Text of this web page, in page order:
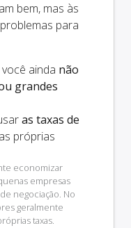
bem, mas às
para
ainda não
grandes
as taxas de
próprias
economizar
empresas
negociação. No
geralmente
taxas.